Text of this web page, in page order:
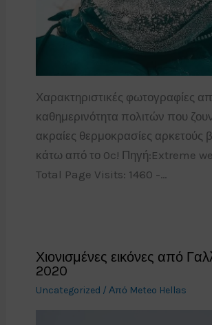
Χαρακτηριστικές φωτογραφίες
καθημερινότητα πολιτών που
ακραίες θερμοκρασίες αρκετούς
κάτω από το 0c! Πηγή:Extreme
Total Page Visits: 1460 -…
Χιονισμένες εικόνες από
2020
Uncategorized / Από Meteo Hellas